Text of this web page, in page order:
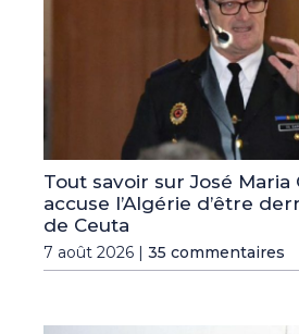
Tout savoir sur José Maria
accuse l’Algérie d’être
de Ceuta
7 août 2026 | 35 commentaires